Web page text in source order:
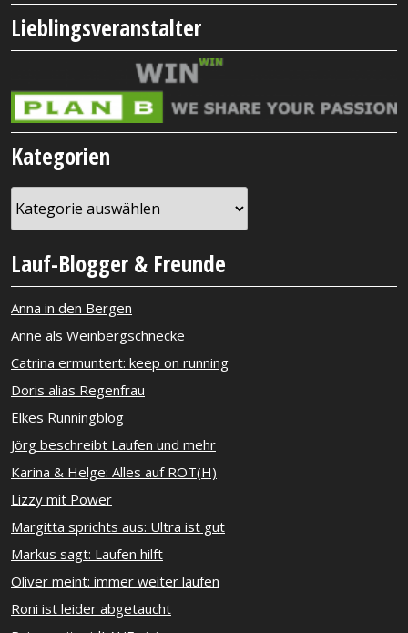
Lieblingsveranstalter
Kategorien
Lauf-Blogger & Freunde
Anna in den Bergen
Anne als Weinbergschnecke
Catrina ermuntert: keep on running
Doris alias Regenfrau
Elkes Runningblog
Jörg beschreibt Laufen und mehr
Karina & Helge: Alles auf ROT(H)
Lizzy mit Power
Margitta sprichts aus: Ultra ist gut
Markus sagt: Laufen hilft
Oliver meint: immer weiter laufen
Roni ist leider abgetaucht